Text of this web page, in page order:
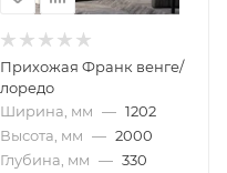
Прихожая Франк венге/
лоредо
Ширина, мм — 1202
Высота, мм — 2000
Глубина, мм — 330